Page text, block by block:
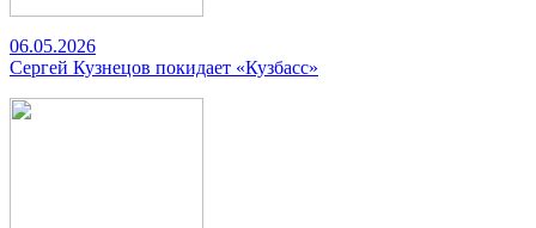
06.05.2026
Сергей Кузнецов покидает «Кузбасс»